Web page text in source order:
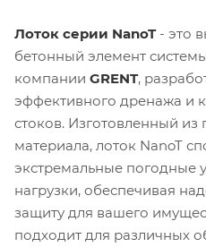
Лоток серии NanoT- это
бетонный элемент
компании GRENT,
эффективного дренажа и
стоков. Изготовленный из
материала, лоток NanoT
экстремальные погодные
нагрузки, обеспечивая
защиту для вашего
подходит для различных